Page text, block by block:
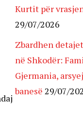
Kurtit për
29/07/2026
Zbardhen
në Shkodër:
Gjermania,
banesë 29/07/